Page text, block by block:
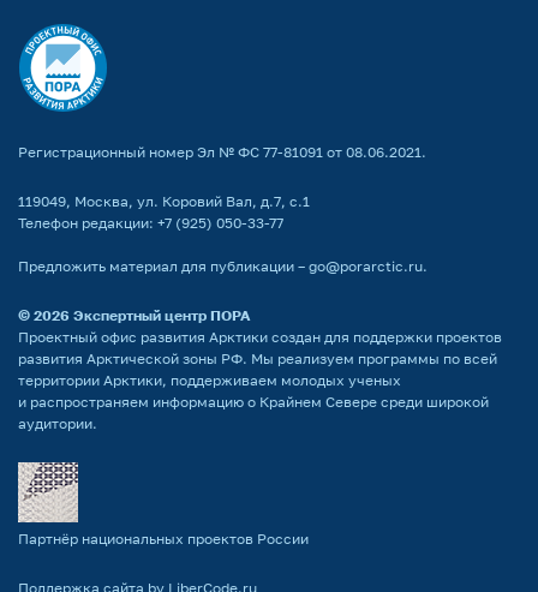
Регистрационный номер Эл № ФС 77-81091 от 08.06.2021.
119049, Москва, ул. Коровий Вал, д.7, с.1
Телефон редакции: +7 (925) 050-33-77
Предложить материал для публикации – go@porarctic.ru.
© 2026 Экспертный центр ПОРА
Проектный офис развития Арктики создан для поддержки проектов
развития Арктической зоны РФ. Мы реализуем программы по всей
территории Арктики, поддерживаем молодых ученых
и распространяем информацию о Крайнем Севере среди широкой
аудитории.
Партнёр национальных проектов России
Поддержка сайта by LiberCode.ru